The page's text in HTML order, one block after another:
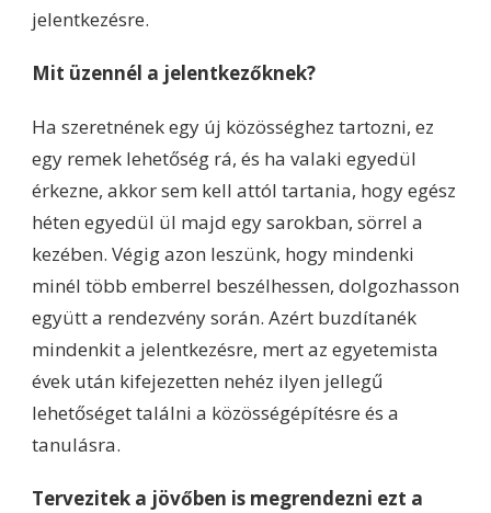
jelentkezésre.
Mit üzennél a jelentkezőknek?
Ha szeretnének egy új közösséghez tartozni, ez
egy remek lehetőség rá, és ha valaki egyedül
érkezne, akkor sem kell attól tartania, hogy egész
héten egyedül ül majd egy sarokban, sörrel a
kezében. Végig azon leszünk, hogy mindenki
minél több emberrel beszélhessen, dolgozhasson
együtt a rendezvény során. Azért buzdítanék
mindenkit a jelentkezésre, mert az egyetemista
évek után kifejezetten nehéz ilyen jellegű
lehetőséget találni a közösségépítésre és a
tanulásra.
Tervezitek a jövőben is megrendezni ezt a